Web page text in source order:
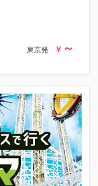
東京発